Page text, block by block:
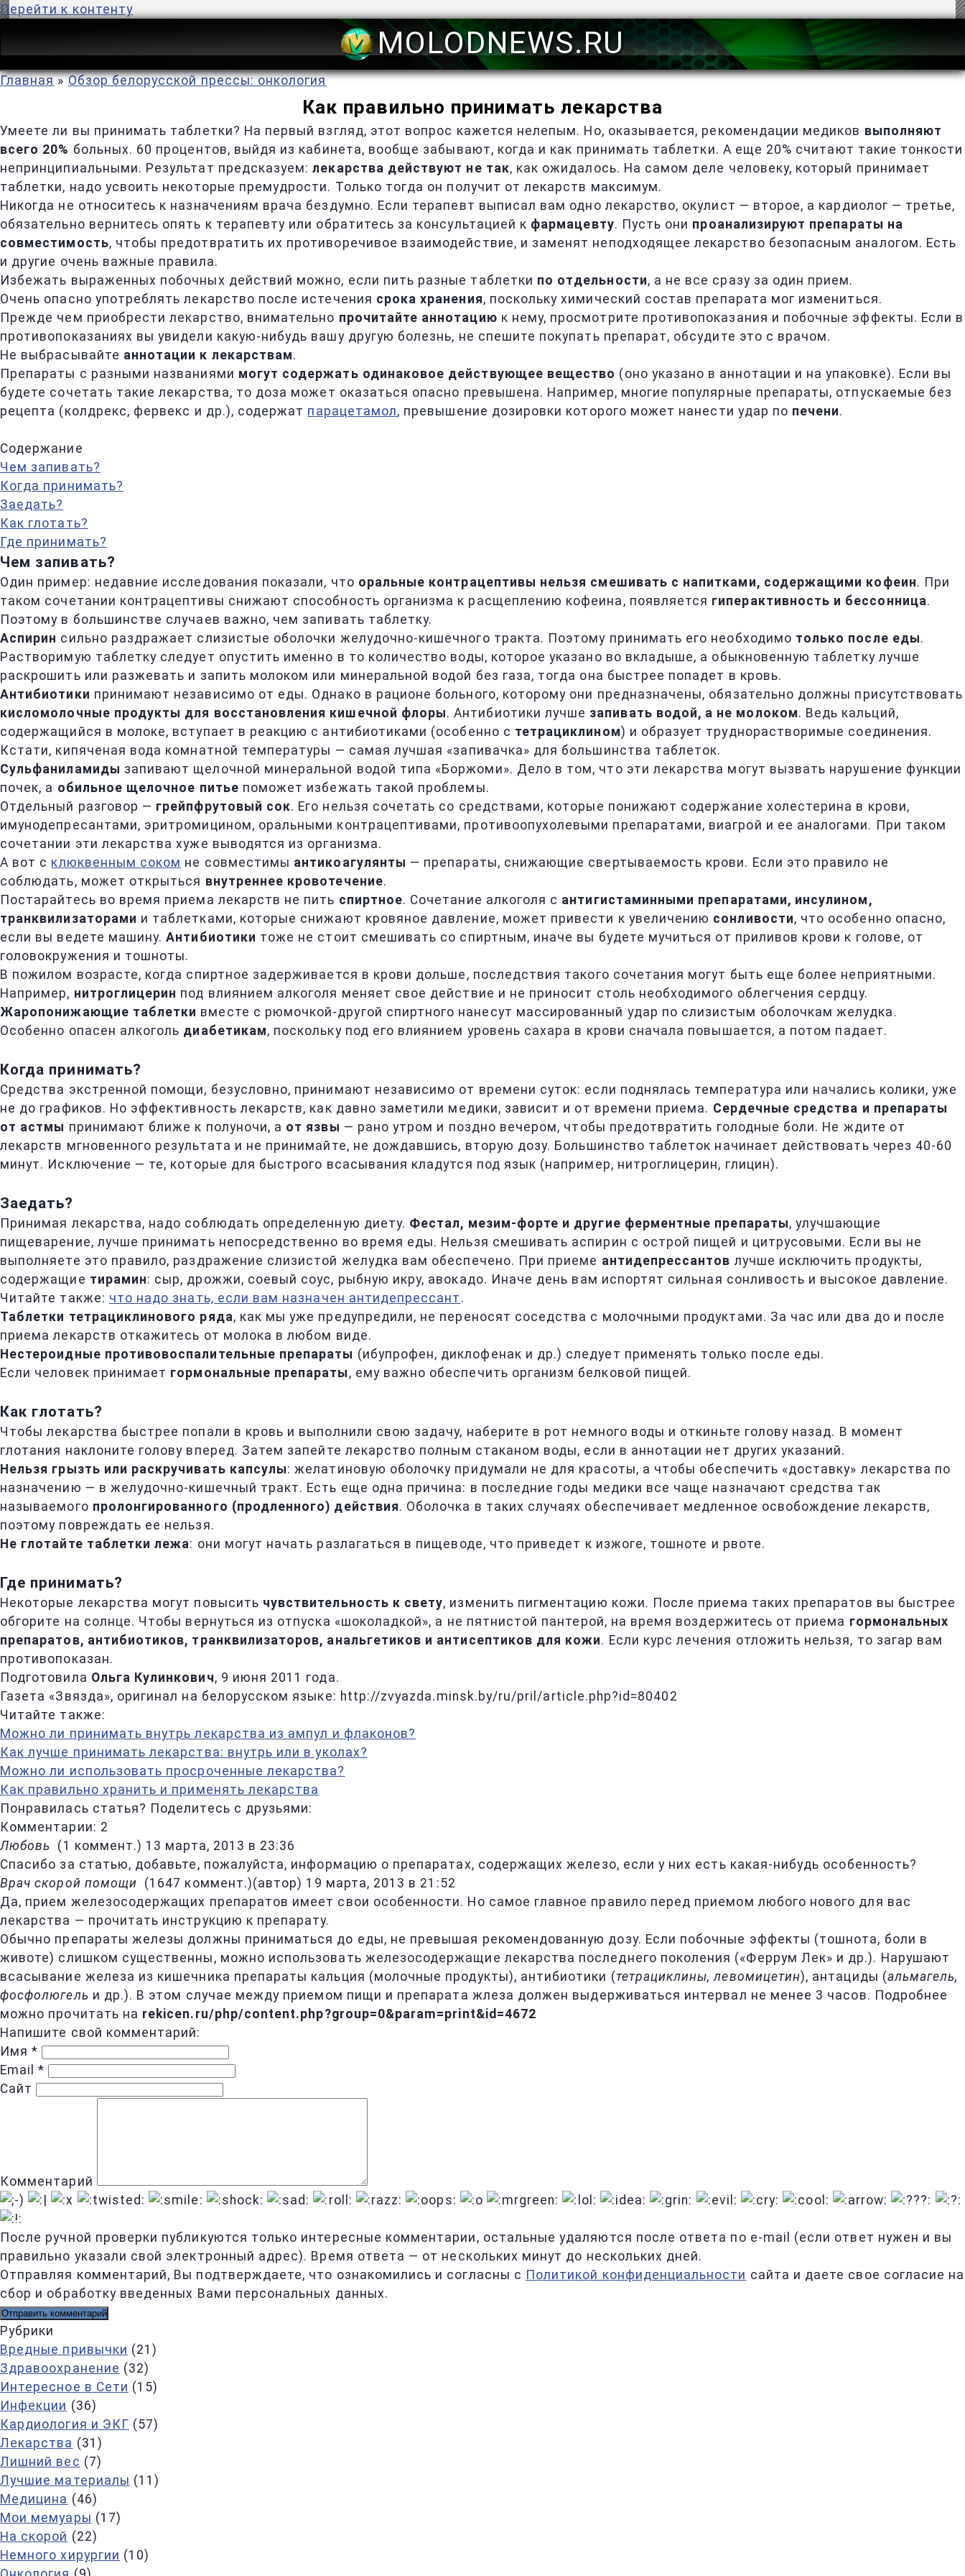
Перейти к контенту
MOLODNEWS.RU
Главная » Обзор белорусской прессы: онкология
Как правильно принимать лекарства
Умеете ли вы принимать таблетки? На первый взгляд, этот вопрос кажется нелепым. Но, оказывается, рекомендации медиков выполняют
всего 20% больных. 60 процентов, выйдя из кабинета, вообще забывают, когда и как принимать таблетки. А еще 20% считают такие тонкости
непринципиальными. Результат предсказуем:лекарства действуют не так, как ожидалось. На самом деле человеку, который принимает
таблетки, надо усвоить некоторые премудрости. Только тогда он получит от лекарств максимум.
Никогда не относитесь к назначениям врача бездумно. Если терапевт выписал вам одно лекарство, окулист — второе, а кардиолог — третье,
обязательно вернитесь опять к терапевту или обратитесь за консультацией к фармацевту. Пусть они проанализируют препараты на
совместимость, чтобы предотвратить их противоречивое взаимодействие, и заменят неподходящее лекарство безопасным аналогом. Есть
и другие очень важные правила.
Избежать выраженных побочных действий можно, если пить разные таблетки по отдельности, а не все сразу за один прием.
Очень опасно употреблять лекарство после истечения срока хранения, поскольку химический состав препарата мог измениться.
Прежде чем приобрести лекарство, внимательно прочитайте аннотацию к нему, просмотрите противопоказания и побочные эффекты. Если в
противопоказаниях вы увидели какую-нибудь вашу другую болезнь, не спешите покупать препарат, обсудите это с врачом.
Не выбрасывайте аннотации к лекарствам.
Препараты с разными названиями могут содержать одинаковое действующее вещество (оно указано в аннотации и на упаковке). Если вы
будете сочетать такие лекарства, то доза может оказаться опасно превышена. Например, многие популярные препараты, отпускаемые без
рецепта (колдрекс, фервекс и др.), содержат парацетамол, превышение дозировки которого может нанести удар по печени.
Содержание
Чем запивать?
Когда принимать?
Заедать?
Как глотать?
Где принимать?
Чем запивать?
Один пример: недавние исследования показали, что оральные контрацептивы нельзя смешивать с напитками, содержащими кофеин. При
таком сочетании контрацептивы снижают способность организма к расщеплению кофеина, появляется гиперактивность и бессонница.
Поэтому в большинстве случаев важно, чем запивать таблетку.
Аспирин сильно раздражает слизистые оболочки желудочно-кишечного тракта. Поэтому принимать его необходимо только после еды.
Растворимую таблетку следует опустить именно в то количество воды, которое указано во вкладыше, а обыкновенную таблетку лучше
раскрошить или разжевать и запить молоком или минеральной водой без газа, тогда она быстрее попадет в кровь.
Антибиотики принимают независимо от еды. Однако в рационе больного, которому они предназначены, обязательно должны присутствовать
кисломолочные продукты для восстановления кишечной флоры. Антибиотики лучше запивать водой, а не молоком. Ведь кальций,
содержащийся в молоке, вступает в реакцию с антибиотиками (особенно с тетрациклином) и образует труднорастворимые соединения.
Кстати, кипяченая вода комнатной температуры — самая лучшая «запивачка» для большинства таблеток.
Сульфаниламиды запивают щелочной минеральной водой типа «Боржоми». Дело в том, что эти лекарства могут вызвать нарушение функции
почек, а обильное щелочное питье поможет избежать такой проблемы.
Отдельный разговор — грейпфрутовый сок. Его нельзя сочетать со средствами, которые понижают содержание холестерина в крови,
имунодепресантами, эритромицином, оральными контрацептивами, противоопухолевыми препаратами, виагрой и ее аналогами. При таком
сочетании эти лекарства хуже выводятся из организма.
А вот с клюквенным соком не совместимы антикоагулянты — препараты, снижающие свертываемость крови. Если это правило не
соблюдать, может открыться внутреннее кровотечение.
Постарайтесь во время приема лекарств не пить спиртное. Сочетание алкоголя с антигистаминными препаратами, инсулином,
транквилизаторами и таблетками, которые снижают кровяное давление, может привести к увеличению сонливости, что особенно опасно,
если вы ведете машину.Антибиотики тоже не стоит смешивать со спиртным, иначе вы будете мучиться от приливов крови к голове, от
головокружения и тошноты.
В пожилом возрасте, когда спиртное задерживается в крови дольше, последствия такого сочетания могут быть еще более неприятными.
Например, нитроглицерин под влиянием алкоголя меняет свое действие и не приносит столь необходимого облегчения сердцу.
Жаропонижающие таблетки вместе с рюмочкой-другой спиртного нанесут массированный удар по слизистым оболочкам желудка.
Особенно опасен алкоголь диабетикам, поскольку под его влиянием уровень сахара в крови сначала повышается, а потом падает.
Когда принимать?
Средства экстренной помощи, безусловно, принимают независимо от времени суток: если поднялась температура или начались колики, уже
не до графиков. Но эффективность лекарств, как давно заметили медики, зависит и от времени приема. Сердечные средства и препараты
от астмы принимают ближе к полуночи, а от язвы — рано утром и поздно вечером, чтобы предотвратить голодные боли. Не ждите от
лекарств мгновенного результата и не принимайте, не дождавшись, вторую дозу. Большинство таблеток начинает действовать через 40-60
минут. Исключение — те, которые для быстрого всасывания кладутся под язык (например, нитроглицерин, глицин).
Заедать?
Принимая лекарства, надо соблюдать определенную диету. Фестал, мезим-форте и другие ферментные препараты, улучшающие
пищеварение, лучше принимать непосредственно во время еды. Нельзя смешивать аспирин с острой пищей и цитрусовыми. Если вы не
выполняете это правило, раздражение слизистой желудка вам обеспечено. При приеме антидепрессантов лучше исключить продукты,
содержащие тирамин: сыр, дрожжи, соевый соус, рыбную икру, авокадо. Иначе день вам испортят сильная сонливость и высокое давление.
Читайте также: что надо знать, если вам назначен антидепрессант .
Таблетки тетрациклинового ряда, как мы уже предупредили, не переносят соседства с молочными продуктами. За час или два до и после
приема лекарств откажитесь от молока в любом виде.
Нестероидные противовоспалительные препараты (ибупрофен, диклофенак и др.) следует применять только после еды.
Если человек принимает гормональные препараты , ему важно обеспечить организм белковой пищей.
Как глотать?
Чтобы лекарства быстрее попали в кровь и выполнили свою задачу, наберите в рот немного воды и откиньте голову назад. В момент
глотания наклоните голову вперед. Затем запейте лекарство полным стаканом воды, если в аннотации нет других указаний.
Нельзя грызть или раскручивать капсулы: желатиновую оболочку придумали не для красоты, а чтобы обеспечить «доставку» лекарства по
назначению — в желудочно-кишечный тракт. Есть еще одна причина: в последние годы медики все чаще назначают средства так
называемого пролонгированного (продленного) действия. Оболочка в таких случаях обеспечивает медленное освобождение лекарств,
поэтому повреждать ее нельзя.
Не глотайте таблетки лежа: они могут начать разлагаться в пищеводе, что приведет к изжоге, тошноте и рвоте.
Где принимать?
Некоторые лекарства могут повысить чувствительность к свету, изменить пигментацию кожи. После приема таких препаратов вы быстрее
обгорите на солнце. Чтобы вернуться из отпуска «шоколадкой», а не пятнистой пантерой, на время воздержитесь от приема гормональных
препаратов, антибиотиков, транквилизаторов, анальгетиков и антисептиков для кожи. Если курс лечения отложить нельзя, то загар вам
противопоказан.
Подготовила Ольга Кулинкович, 9 июня 2011 года.
Газета «Звязда», оригинал на белорусском языке: http://zvyazda.minsk.by/ru/pril/article.php?id=80402
Читайте также:
Можно ли принимать внутрь лекарства из ампул и флаконов?
Как лучше принимать лекарства: внутрь или в уколах?
Можно ли использовать просроченные лекарства?
Как правильно хранить и применять лекарства
Понравилась статья? Поделитесь с друзьями:
Комментарии: 2
Любовь
( 1 коммент.) 13 марта, 2013 в 23:36
Спасибо за статью, добавьте, пожалуйста, информацию о препаратах, содержащих железо, если у них есть какая-нибудь особенность?
Врач скорой помощи (1647 коммент.)(автор) 19 марта, 2013 в 21:52
Да, прием железосодержащих препаратов имеет свои особенности. Но самое главное правило перед приемом любого нового для вас
лекарства — прочитать инструкцию к препарату.
Обычно препараты железы должны приниматься до еды, не превышая рекомендованную дозу. Если побочные эффекты (тошнота, боли в
животе) слишком существенны, можно использовать железосодержащие лекарства последнего поколения («Феррум Лек» и др.). Нарушают
всасывание железа из кишечника препараты кальция (молочные продукты), антибиотики (тетрациклины, левомицетин), антациды (альмагель,
фосфолюгель и др.). В этом случае между приемом пищи и препарата жлеза должен выдерживаться интервал не менее 3 часов. Подробнее
можно прочитать на rekicen.ru/php/content.php?group=0&param=print&id=4672
Напишите свой комментарий:
Имя*
Email*
Сайт
Комментарий
После ручной проверки публикуются только интересные комментарии, остальные удаляются после ответа по e-mail (если ответ нужен и вы
правильно указали свой электронный адрес). Время ответа — от нескольких минут до нескольких дней.
Отправляя комментарий, Вы подтверждаете, что ознакомились и согласны с Политикой конфиденциальности сайта и даете свое согласие на
сбор и обработку введенных Вами персональных данных.
Рубрики
Вредные привычки (21)
Здравоохранение (32)
Интересное в Сети (15)
Инфекции (36)
Кардиология и ЭКГ (57)
Лекарства (31)
Лишний вес (7)
Лучшие материалы (11)
Медицина (46)
Мои мемуары (17)
На скорой (22)
Немного хирургии (10)